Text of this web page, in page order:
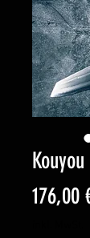
Kouyou
176,00